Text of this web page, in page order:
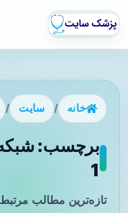
خانه / سایت /
برچسب:
1
تازه‌ترین مطالب